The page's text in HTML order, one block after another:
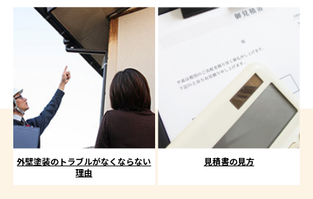
外壁塗装のトラブルがなくならない
理由
見積書の見方